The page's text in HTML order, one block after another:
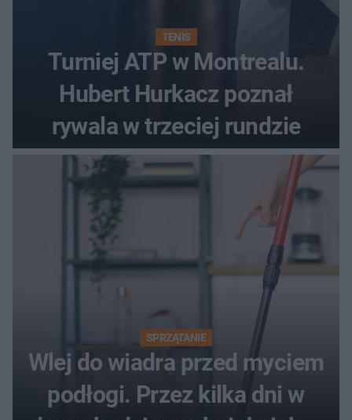
TENIS
Turniej ATP w Montrealu.
Hubert Hurkacz poznał
rywala w trzeciej rundzie
SPRZĄTANIE
Wlej do wiadra przed myciem
podłogi. Przez kilka dni w